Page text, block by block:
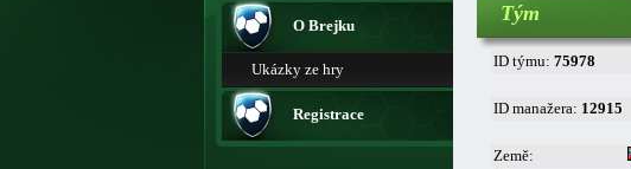
O Brejku
Ukázky ze hry
Registrace
Tým
ID týmu: 75978
ID manažera: 12915
Země: